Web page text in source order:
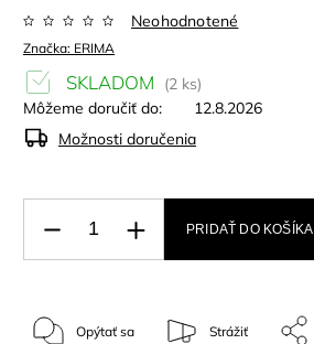
Značka: ERIMA
Neohodnotené
SKLADOM
(2 ks)
Môžeme doručiť do:
12.8.2026
Možnosti doručenia
PRIDAŤ DO KOŠÍKA
Opýtať sa Strážiť